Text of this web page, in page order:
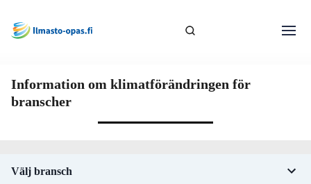
Information om klimatförändringen för
branscher
Välj bransch